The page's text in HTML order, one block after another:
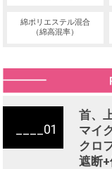
綿ポリエステル混合
（綿高混率）
01
首、
マイ
クロ
遮断